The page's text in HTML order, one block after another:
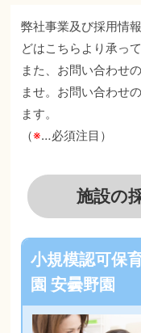
弊社事業及び採用情
どはこちらより承って
また、お問い合わせ
ませ。お問い合わせ
ます。
（※…必須注目）
施設の
小規模認可保
園 安曇野園